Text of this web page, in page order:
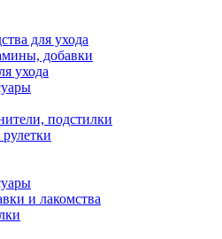
для ухода
добавки
ухода
подстилки
и лакомства